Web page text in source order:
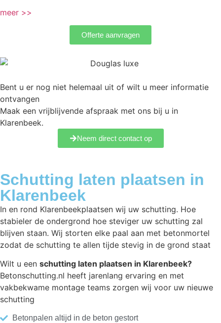
meer >>
Offerte aanvragen
Bent u er nog niet helemaal uit of wilt u meer informatie
ontvangen
Maak een vrijblijvende afspraak met ons bij u in
Klarenbeek.
Neem direct contact op
Schutting laten plaatsen in
Klarenbeek
In en rond Klarenbeekplaatsen wij uw schutting. Hoe
stabieler de ondergrond hoe steviger uw schutting zal
blijven staan. Wij storten elke paal aan met betonmortel
zodat de schutting te allen tijde stevig in de grond staat
Wilt u een schutting laten plaatsen in Klarenbeek?
Betonschutting.nl heeft jarenlang ervaring en met
vakbekwame montage teams zorgen wij voor uw nieuwe
schutting
Betonpalen altijd in de beton gestort